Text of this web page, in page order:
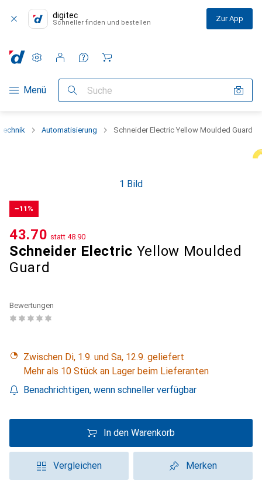
digitec
Schneller finden und bestellen Zur App
Navigation nach Kategorien
Menü Suche
Einstellungen
Kundenkonto
Vergleichslisten
Merklisten
Warenkorb
Automatisierung Schneider Electric Yellow Moulded Guard
1 Bild
−11%
Schneider Electric Yellow Moulded
Guard
CHF
43.70 statt CHF
48.90
Bewertungen
Zwischen Di, 1.9. und Sa, 12.9. geliefert
Mehr als 10 Stück an Lager beim Lieferanten
Benachrichtigen, wenn schneller verfügbar
In den Warenkorb
Vergleichen Merken